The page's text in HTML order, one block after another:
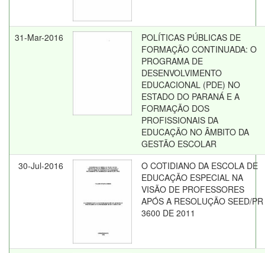
31-Mar-2016
POLÍTICAS PÚBLICAS DE
FORMAÇÃO CONTINUADA: O
PROGRAMA DE
DESENVOLVIMENTO
EDUCACIONAL (PDE) NO
ESTADO DO PARANÁ E A
FORMAÇÃO DOS
PROFISSIONAIS DA
EDUCAÇÃO NO ÂMBITO DA
GESTÃO ESCOLAR
30-Jul-2016
O COTIDIANO DA ESCOLA DE
EDUCAÇÃO ESPECIAL NA
VISÃO DE PROFESSORES
APÓS A RESOLUÇÃO SEED/PR
3600 DE 2011